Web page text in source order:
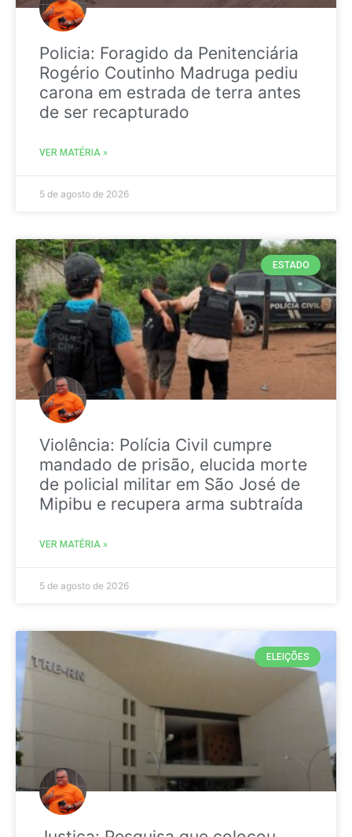
Policia: Foragido da Penitenciária
Rogério Coutinho Madruga pediu
carona em estrada de terra antes
de ser recapturado
VER MATÉRIA »
5 de agosto de 2026
ESTADO
Violência: Polícia Civil cumpre
mandado de prisão, elucida morte
de policial militar em São José de
Mipibu e recupera arma subtraída
VER MATÉRIA »
5 de agosto de 2026
ELEIÇÕES